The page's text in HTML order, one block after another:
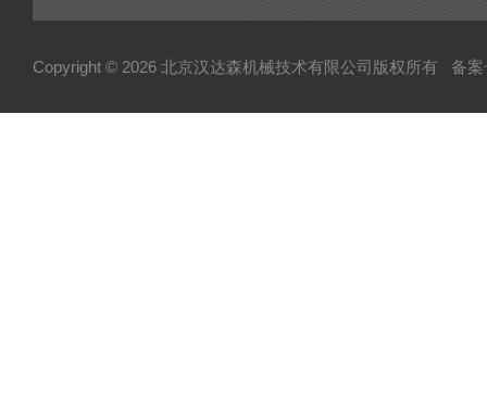
Copyright © 2026 北京汉达森机械技术有限公司版权所有 备案